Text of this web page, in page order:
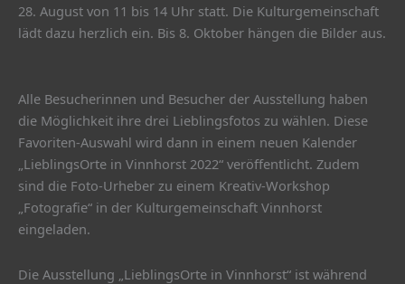
28. August von 11 bis 14 Uhr statt. Die Kulturgemeinschaft
lädt dazu herzlich ein. Bis 8. Oktober hängen die Bilder aus.
Alle Besucherinnen und Besucher der Ausstellung haben
die Möglichkeit ihre drei Lieblingsfotos zu wählen. Diese
Favoriten-Auswahl wird dann in einem neuen Kalender
„LieblingsOrte in Vinnhorst 2022“ veröffentlicht. Zudem
sind die Foto-Urheber zu einem Kreativ-Workshop
„Fotografie“ in der Kulturgemeinschaft Vinnhorst
eingeladen.
Die Ausstellung „LieblingsOrte in Vinnhorst“ ist während